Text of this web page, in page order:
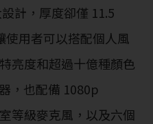
計，厚度卻僅 11.5
用者可以搭配個人風
亮度和超過十億種顏色
，也配備 1080p
等級麥克風，以及六個